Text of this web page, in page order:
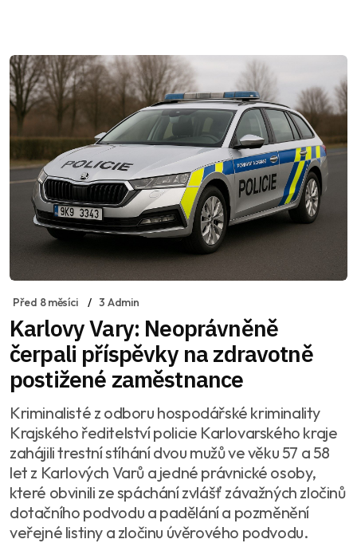
Před 8 měsíci 3 Admin
Karlovy Vary: Neoprávněně
čerpali příspěvky na zdravotně
postižené zaměstnance
Kriminalisté z odboru hospodářské kriminality
Krajského ředitelství policie Karlovarského kraje
zahájili trestní stíhání dvou mužů ve věku 57 a 58
let z Karlových Varů a jedné právnické osoby,
které obvinili ze spáchání zvlášť závažných zločinů
dotačního podvodu a padělání a pozměnění
veřejné listiny a zločinu úvěrového podvodu.